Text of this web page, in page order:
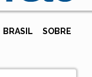
BRASIL SOBRE